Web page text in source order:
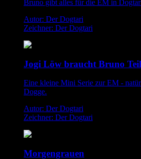
Bruno gibt alles für die EM in
Autor: Der Dogtari
Zeichner: Der Dogtari
Jogi Löw braucht Bruno
Eine kleine Mini Serie zur EM -
Dogge.
Autor: Der Dogtari
Zeichner: Der Dogtari
Morgengrauen